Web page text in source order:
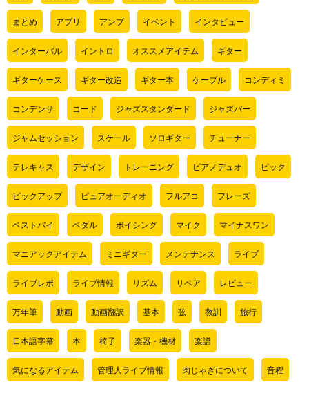
まとめ アプリ アンプ イベント インタビュー
インターバル イントロ オススメアイテム ギター
ギターケース ギター改造 ギター本 ケーブル コンディミ
コンデンサ コード ジャズスタンダード ジャズバー
ジャムセッション スケール ソロギター チューナー
テレキャス デザイン トレーニング ピアノデュオ ピック
ピックアップ ピュアオーディオ フルアコ フレーズ
ベストバイ ペダル ボイシング マイク マイナスワン
マニアックアイテム ミニギター メンテナンス ライブ
ライブレポ ライブ情報 リズム リペア レビュー
万年筆 動画 動画翻訳 基本 弦 教訓 旅行
日本語字幕 本 椅子 楽器・機材 楽譜
気になるアイテム 管理人ライブ情報 肉じゃぎについて 音程